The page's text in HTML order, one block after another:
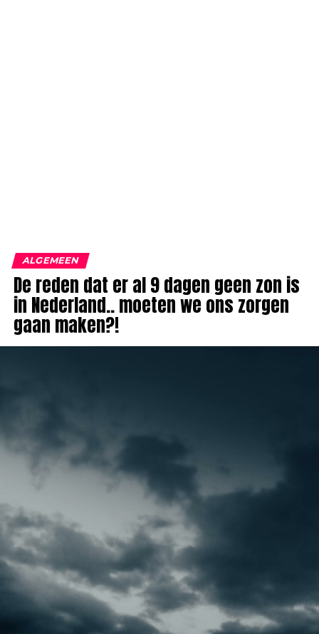
ALGEMEEN
De reden dat er al 9 dagen geen zon is
in Nederland.. moeten we ons zorgen
gaan maken?!